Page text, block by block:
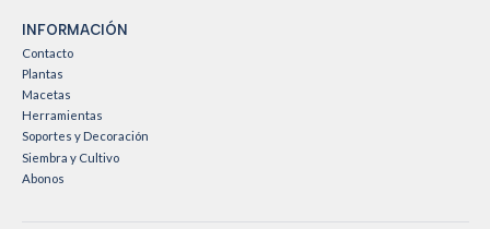
INFORMACIÓN
Contacto
Plantas
Macetas
Herramientas
Soportes y Decoración
Siembra y Cultivo
Abonos